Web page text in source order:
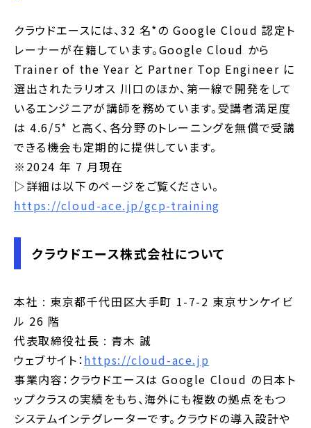
クラウドエースには、32 名*の Google Cloud 認定ト
レーナーが在籍しています。Google Cloud から
Trainer of the Year と Partner Top Engineer に
選出されたラリオス 川口のほか、第一線で開発をして
いるエンジニアが講師を務めています。受講者満足度
は 4.6/5* と高く、各分野のトレーニングを無償で受講
できる機会も定期的に提供しています。
※2024 年 7 月現在
▷詳細は以下のページをご覧ください。
https://cloud-ace.jp/gcp-training
クラウドエース株式会社について
本社 : 東京都千代田区大手町 1-7-2 東京サンケイビ
ル 26 階
代表取締役社長 : 青木 誠
ウェブサイト：https://cloud-ace.jp
事業内容：クラウドエースは Google Cloud の日本ト
ップクラスの実績をもち、海外にも複数の拠点をもつ
システムインテグレーターです。クラウドの導入設計や